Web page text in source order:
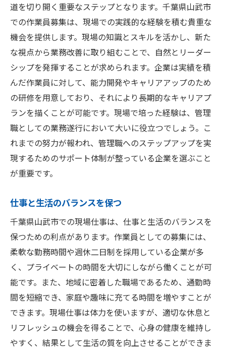
道を切り開く重要なステップとなります。千葉県山武市
での作業員募集は、現場での実践的な経験を積む貴重な
機会を提供します。現場の知識とスキルを活かし、新た
な視点から業務改善に取り組むことで、自然とリーダー
シップを発揮することが求められます。企業は実績を積
んだ作業員に対して、能力開発やキャリアアップのため
の研修を用意しており、それにより長期的なキャリアプ
ランを描くことが可能です。現場で培った経験は、管理
職としての業務遂行において大いに役立つでしょう。こ
れまでの努力が報われ、管理職へのステップアップを実
現するためのサポート体制が整っている企業を選ぶこと
が重要です。
仕事と生活のバランスを保つ
千葉県山武市での現場仕事は、仕事と生活のバランスを
保つための利点があります。作業員としての募集には、
柔軟な勤務時間や週休二日制を採用している企業が多
く、プライベートの時間を大切にしながら働くことが可
能です。また、地域に密着した職場であるため、通勤時
間を短縮でき、家庭や趣味に充てる時間を増やすことが
できます。現場仕事は体力を使いますが、適切な休息と
リフレッシュの機会を得ることで、心身の健康を維持し
やすく、結果として生活の質を向上させることができま